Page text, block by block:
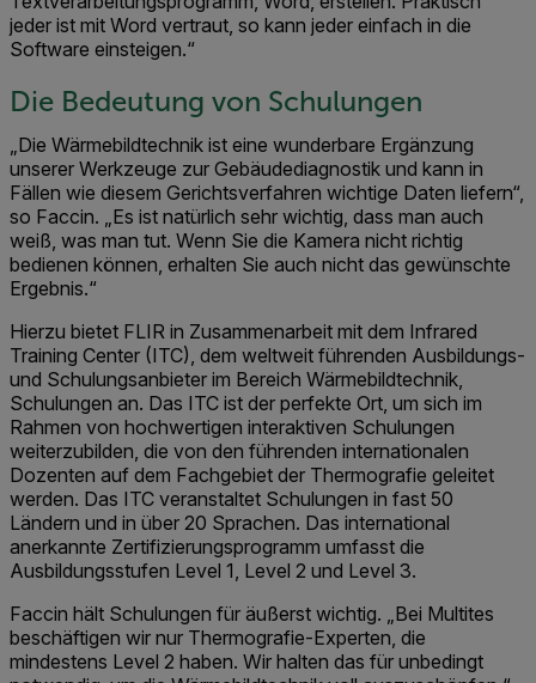
jeder ist mit Word vertraut, so kann jeder einfach in die
Software einsteigen.“
Die Bedeutung von Schulungen
„Die Wärmebildtechnik ist eine wunderbare Ergänzung
unserer Werkzeuge zur Gebäudediagnostik und kann in
Fällen wie diesem Gerichtsverfahren wichtige Daten liefern“,
so Faccin. „Es ist natürlich sehr wichtig, dass man auch
weiß, was man tut. Wenn Sie die Kamera nicht richtig
bedienen können, erhalten Sie auch nicht das gewünschte
Ergebnis.“
Hierzu bietet FLIR in Zusammenarbeit mit dem Infrared
Training Center (ITC), dem weltweit führenden Ausbildungs-
und Schulungsanbieter im Bereich Wärmebildtechnik,
Schulungen an. Das ITC ist der perfekte Ort, um sich im
Rahmen von hochwertigen interaktiven Schulungen
weiterzubilden, die von den führenden internationalen
Dozenten auf dem Fachgebiet der Thermografie geleitet
werden. Das ITC veranstaltet Schulungen in fast 50
Ländern und in über 20 Sprachen. Das international
anerkannte Zertifizierungsprogramm umfasst die
Ausbildungsstufen Level 1, Level 2 und Level 3.
Faccin hält Schulungen für äußerst wichtig. „Bei Multites
beschäftigen wir nur Thermografie-Experten, die
mindestens Level 2 haben. Wir halten das für unbedingt